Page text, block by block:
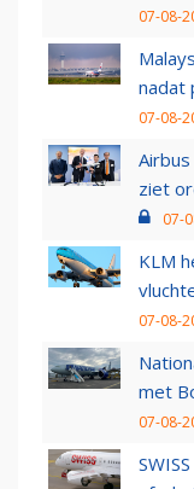
07-08-
nadat
07-08-
ziet
07-
KLM
07-08-
met
07-08-